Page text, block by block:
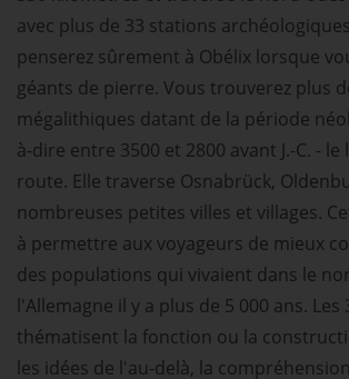
avec plus de 33 stations
penserez sûrement à Obélix lorsque
géants de pierre. Vous trouverez plus
mégalithiques datant de la période
à-dire entre 3500 et 2800 avant J.-C. -
route. Elle traverse Osnabrück,
nombreuses petites villes et villages.
à permettre aux voyageurs de mieux
des populations qui vivaient dans le
l'Allemagne il y a plus de 5 000 ans. Les
thématisent la fonction ou la
les idées de l'au-delà, la